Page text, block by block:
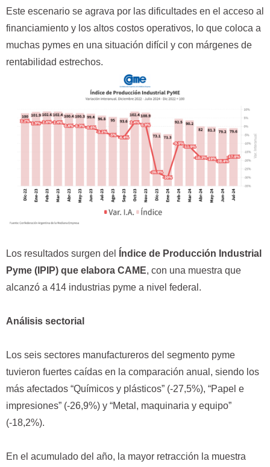
Este escenario se agrava por las dificultades en el acceso al
financiamiento y los altos costos operativos, lo que coloca a
muchas pymes en una situación difícil y con márgenes de
rentabilidad estrechos.
Los resultados surgen del
Índice de Producción Industrial
Pyme (IPIP) que elabora CAME, con una muestra que
alcanzó a 414 industrias pyme a nivel federal.
Análisis sectorial
Los seis sectores manufactureros del segmento pyme
tuvieron fuertes caídas en la comparación anual, siendo los
más afectados “Químicos y plásticos” (-27,5%), “Papel e
impresiones” (-26,9%) y “Metal, maquinaria y equipo”
(-18,2%).
En el acumulado del año, la mayor retracción la muestra